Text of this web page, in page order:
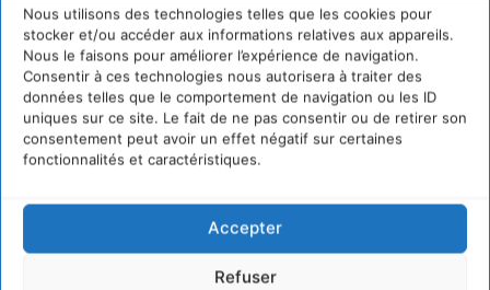
Nous utilisons des technologies telles que les cookies pour
stocker et/ou accéder aux informations relatives aux appareils.
Nous le faisons pour améliorer l’expérience de navigation.
Consentir à ces technologies nous autorisera à traiter des
données telles que le comportement de navigation ou les ID
uniques sur ce site. Le fait de ne pas consentir ou de retirer son
consentement peut avoir un effet négatif sur certaines
fonctionnalités et caractéristiques.
Accepter
Refuser
Lire aussi
Transformer les territoires par le dialogue et la
coopération avec un Commun
d’Accompagnement des Transitions
7 août 2026
Soutenir un pastoralisme durable en faveur de
S’inspirer de l’arbre pour un modèle
économique régénératif du vivant …